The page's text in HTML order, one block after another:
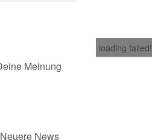
loading failed!
Meinung
Neuere News